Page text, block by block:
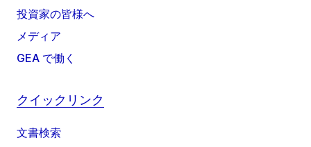
投資家の皆様へ
メディア
GEA で働く
クイックリンク
文書検索